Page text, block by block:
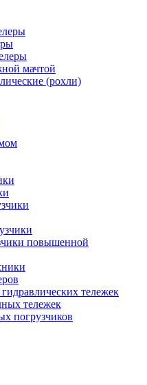
мачтой
(рохли)
повышенной
тележек
тележек
погрузчиков